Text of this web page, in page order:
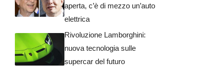
aperta, c’è di mezzo un’auto
elettrica
Rivoluzione Lamborghini:
nuova tecnologia sulle
supercar del futuro